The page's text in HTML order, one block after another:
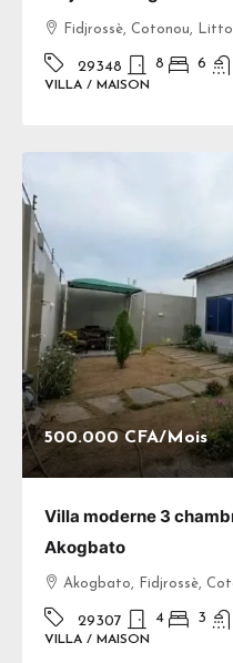
Fidjrossè, Cotonou,
29348 8 6
VILLA / MAISON
500.000 CFA/Mois
Villa moderne 3
Akogbato
Akogbato, Fidjrossè,
29307 4 3
VILLA / MAISON